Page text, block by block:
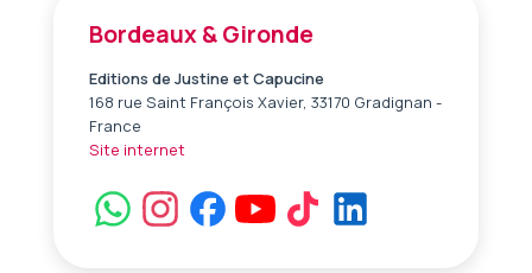
Bordeaux & Gironde
Editions de Justine et Capucine
168 rue Saint François Xavier, 33170 Gradignan -
France
Site internet